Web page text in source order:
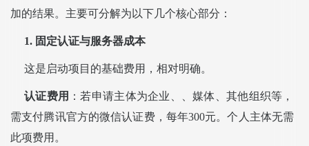
加的结果。主要可分解为以下几个核心部分：
1. 固定认证与服务器成本
这是启动项目的基础费用，相对明确。
认证费用 ：若申请主体为企业、、媒体、其他组织等，
需支付腾讯官方的微信认证费，每年300元。个人主体无需
此项费用。